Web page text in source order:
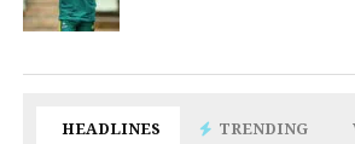
HEADLINES TRENDING